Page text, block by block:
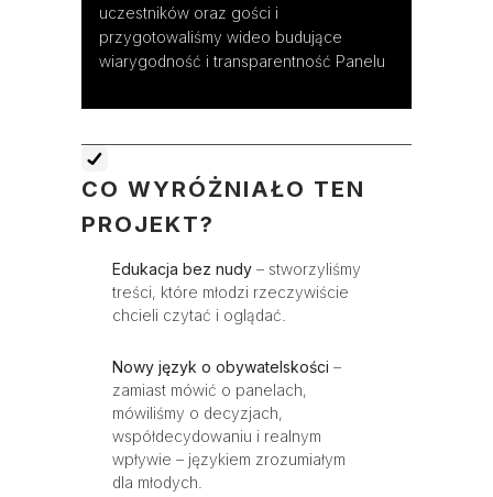
uczestników oraz gości i
przygotowaliśmy wideo budujące
wiarygodność i transparentność Panelu
CO WYRÓŻNIAŁO TEN
PROJEKT?
Edukacja bez nudy – stworzyliśmy
treści, które młodzi rzeczywiście
chcieli czytać i oglądać.
Nowy język o obywatelskości –
zamiast mówić o panelach,
mówiliśmy o decyzjach,
współdecydowaniu i realnym
wpływie – językiem zrozumiałym
dla młodych.